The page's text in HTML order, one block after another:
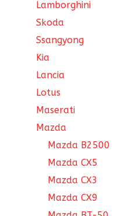
Lamborghini
Skoda
Ssangyong
Kia
Lancia
Lotus
Maserati
Mazda
Mazda B2500
Mazda CX5
Mazda CX3
Mazda CX9